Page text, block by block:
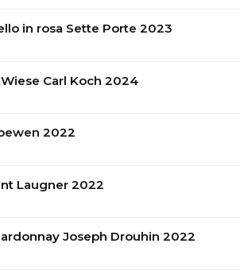
in rosa Sette Porte 2023
Carl Koch 2024
2022
Laugner 2022
Joseph Drouhin 2022